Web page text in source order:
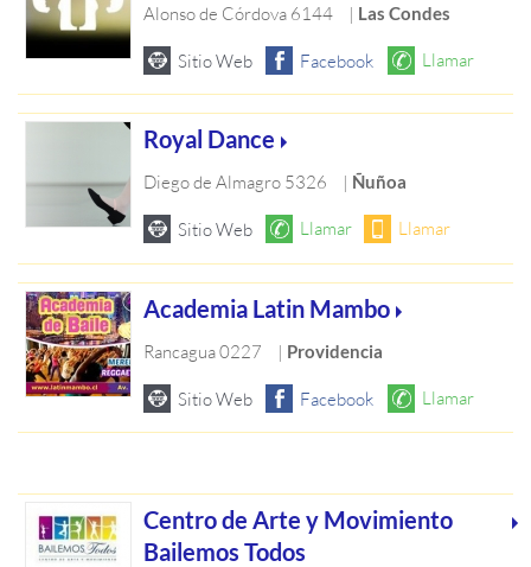
Alonso de Córdova 6144 | Las Condes
Royal Dance
Diego de Almagro 5326 | Ñuñoa
Academia Latin Mambo
Rancagua 0227 | Providencia
Centro de Arte y Movimiento
Bailemos Todos